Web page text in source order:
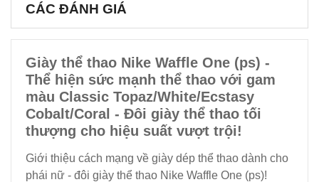
CÁC ĐÁNH GIÁ
Giày thể thao Nike Waffle One (ps) -
Thể hiện sức mạnh thể thao với gam
màu Classic Topaz/White/Ecstasy
Cobalt/Coral - Đôi giày thể thao tối
thượng cho hiệu suất vượt trội!
Giới thiệu cách mạng về giày dép thể thao dành cho
phái nữ - đôi giày thể thao Nike Waffle One (ps)!